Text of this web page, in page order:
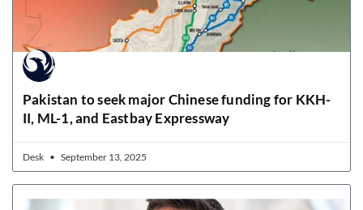
Pakistan to seek major Chinese funding for KKH-
II, ML-1, and Eastbay Expressway
Desk September 13, 2025